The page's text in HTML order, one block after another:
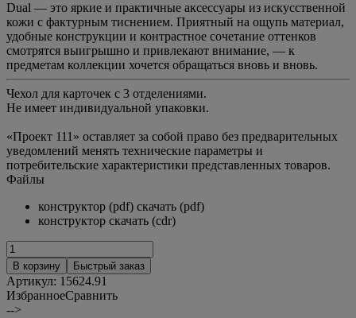
Dual — это яркие и практичные аксессуары из искусственной
кожи с фактурным тиснением. Приятный на ощупь материал,
удобные конструкции и контрастное сочетание оттенков
смотрятся выигрышно и привлекают внимание, — к
предметам коллекции хочется обращаться вновь и вновь.
Чехол для карточек с 3 отделениями.
Не имеет индивидуальной упаковки.
«Проект 111» оставляет за собой право без предварительных
уведомлений менять технические параметры и
потребительские характеристики представленных товаров.
Файлы
конструктор (pdf) скачать (pdf)
конструктор скачать (cdr)
В корзину Быстрый заказ
Артикул: 15624.91
ИзбранноеСравнить
-->